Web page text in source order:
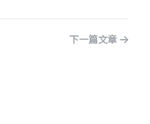
下一篇文章